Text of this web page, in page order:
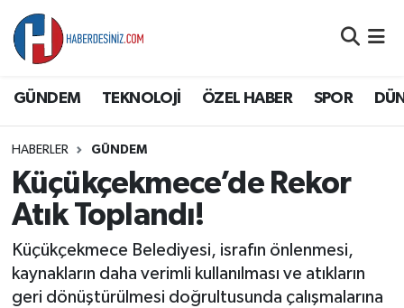
GÜNDEM TEKNOLOJİ ÖZEL HABER SPOR
HABERLER GÜNDEM
Küçükçekmece’de Rekor
Atık Toplandı!
Küçükçekmece Belediyesi, israfın önlenmesi,
kaynakların daha verimli kullanılması ve atıkların
geri dönüştürülmesi doğrultusunda çalışmalarına
GÜNDEM
ÖZEL HABER
SAĞLIK
Trafik Durumu
Süper Lig Puan Durumu ve Fikstür
Tüm Manşetler